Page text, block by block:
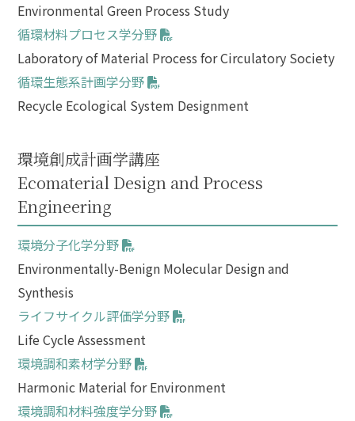
Environmental Green Process Study
循環材料プロセス学分野
Laboratory of Material Process for Circulatory Society
循環生態系計画学分野
Recycle Ecological System Designment
環境創成計画学講座
Ecomaterial Design and Process
Engineering
環境分子化学分野
Environmentally-Benign Molecular Design and
Synthesis
ライフサイクル評価学分野
Life Cycle Assessment
環境調和素材学分野
Harmonic Material for Environment
環境調和材料強度学分野